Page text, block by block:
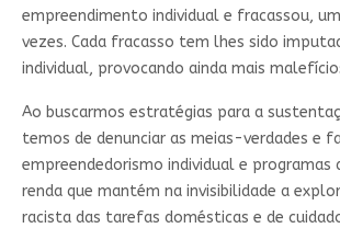
empreendimento individual e fracassou,
vezes. Cada fracasso tem lhes sido
individual, provocando ainda mais
Ao buscarmos estratégias para a
temos de denunciar as meias-verdades e
empreendedorismo individual e programas
renda que mantém na invisibilidade a
racista das tarefas domésticas e de